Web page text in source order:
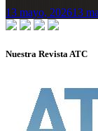
13 mayo, 202613
Nuestra Revista ATC